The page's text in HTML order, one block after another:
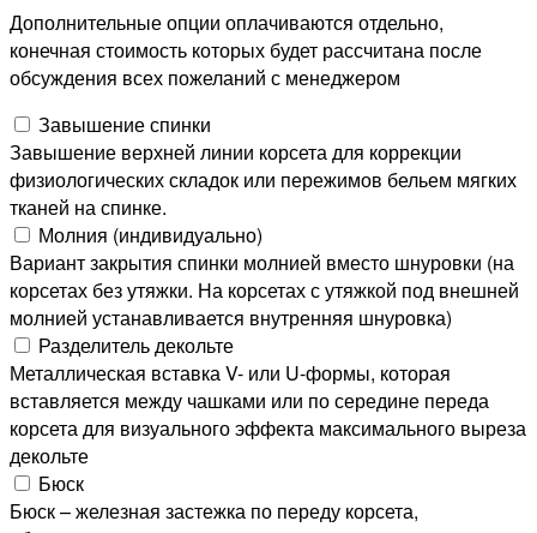
Дополнительные опции оплачиваются отдельно,
конечная стоимость которых будет рассчитана после
обсуждения всех пожеланий с менеджером
Завышение спинки
Завышение верхней линии корсета для коррекции
физиологических складок или пережимов бельем мягких
тканей на спинке.
Молния (индивидуально)
Вариант закрытия спинки молнией вместо шнуровки (на
корсетах без утяжки. На корсетах с утяжкой под внешней
молнией устанавливается внутренняя шнуровка)
Разделитель декольте
Металлическая вставка V- или U-формы, которая
вставляется между чашками или по середине переда
корсета для визуального эффекта максимального выреза
декольте
Бюск
Бюск – железная застежка по переду корсета,